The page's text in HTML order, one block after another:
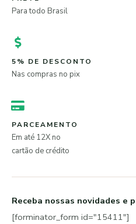
Para todo Brasil
5% DE DESCONTO
Nas compras no pix
PARCEAMENTO
Em até 12X no
cartão de crédito
Receba nossas novidades e
[forminator_form id="15411"]